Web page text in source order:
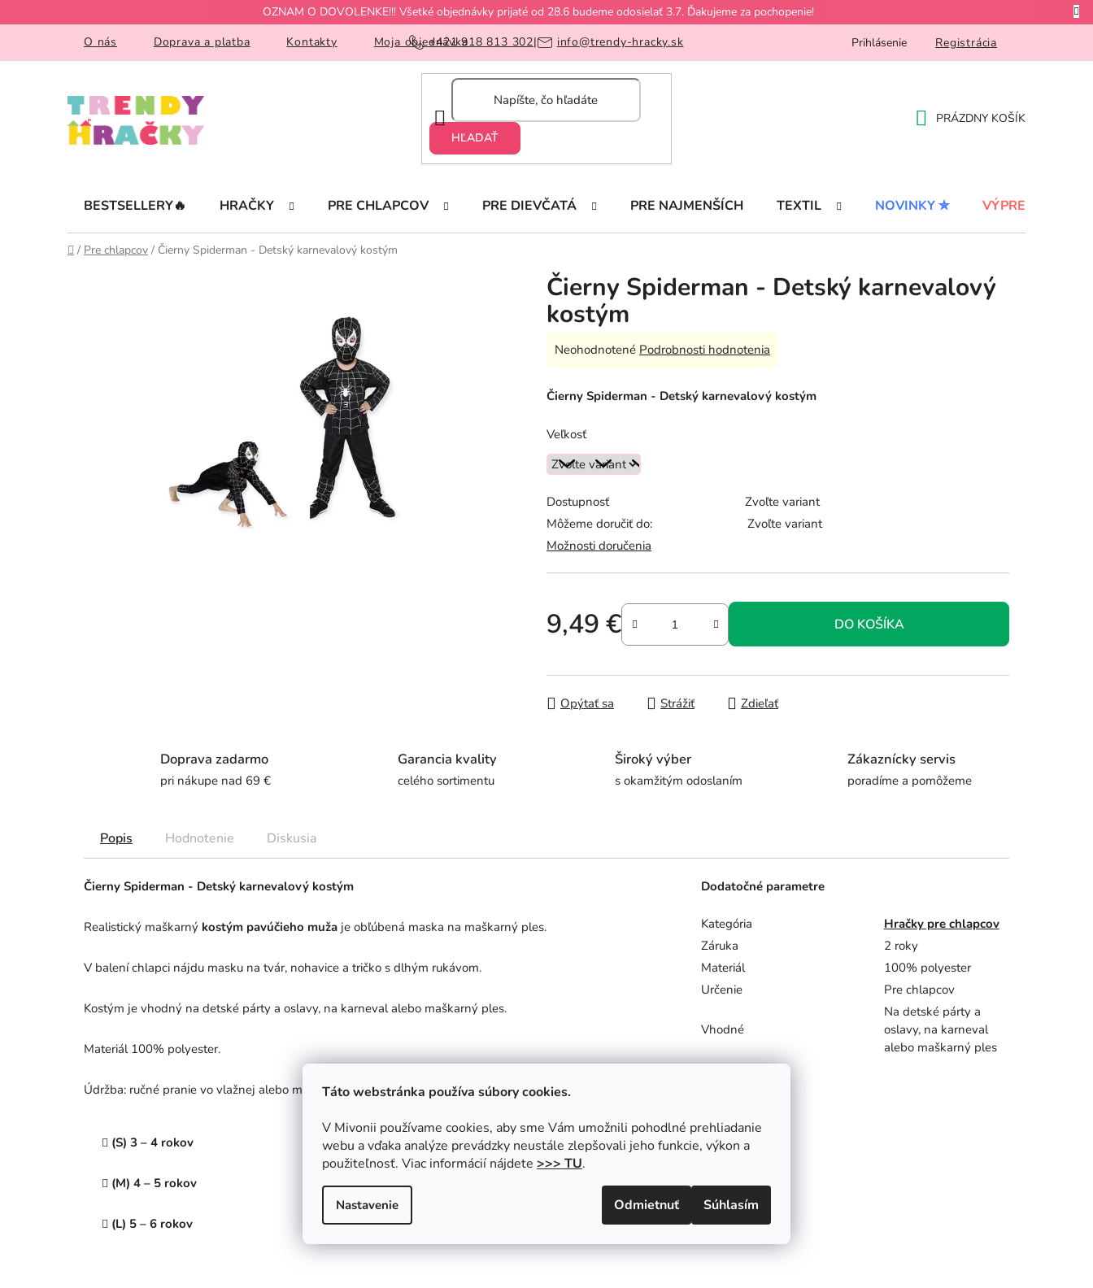
Táto webstránka používa súbory cookies.
V Mivonii používame cookies, aby sme Vám umožnili pohodlné prehliadanie
webu a vďaka analýze prevádzky neustále zlepšovali jeho funkcie, výkon a
použiteľnosť. Viac informácií nájdete >>> TU.
Nastavenie Odmietnuť Súhlasím
na
OZNAM O DOVOLENKE!!! Všetké objednávky prijaté od 28.6 budeme odosielať 3.7. Ďakujeme za pochopenie!
O nás
Doprava a platba Kontakty Moja objednávka Prihlásenie Registrácia
+421 918 813 302| info@trendy-hracky.sk
HĽADAŤ
PRÁZDNY KOŠÍK
BESTSELLERY🔥 HRAČKY PRE CHLAPCOV PRE DIEVČATÁ PRE NAJMENŠÍCH TEXTIL NOVINKY ✮ VÝPREDAJ %
Domov
/ Pre chlapcov / Čierny Spiderman - Detský karnevalový kostým
Čierny Spiderman - Detský karnevalový
kostým
Priemerné
produktu
0,0
z
5
Neohodnotené Podrobnosti hodnotenia
Čierny Spiderman - Detský karnevalový kostým
Veľkosť
Dostupnosť
Zvoľte variant
Môžeme doručiť do:
Zvoľte variant
Možnosti doručenia
9,49 €
Jednotková cena:
DO KOŠÍKA
Opýtať sa Strážiť Zdieľať
Doprava zadarmo
pri nákupe nad 69 €
Garancia kvality
celého sortimentu
Široký výber
s okamžitým odoslaním
Zákaznícky servis
poradíme a pomôžeme
Popis Hodnotenie Diskusia
Čierny Spiderman - Detský karnevalový kostým
Realistický maškarný kostým pavúčieho muža je obľúbená maska na maškarný ples.
V balení chlapci nájdu masku na tvár, nohavice a tričko s dlhým rukávom.
Kostým je vhodný na detské párty a oslavy, na karneval alebo maškarný ples.
Materiál 100% polyester.
Údržba: ručné pranie vo vlažnej alebo mydlovej vode, nebieliť, nežmýkať, čistiť navlhčenou handričkou.
(S) 3 – 4 rokov
(M) 4 – 5 rokov
(L) 5 – 6 rokov
Dodatočné parametre
Kategória
Hračky pre chlapcov
Záruka
2 roky
Materiál
100% polyester
Určenie
Pre chlapcov
Vhodné
Na detské párty a
oslavy, na karneval
alebo maškarný ples